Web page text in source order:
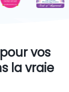
vos
la vraie